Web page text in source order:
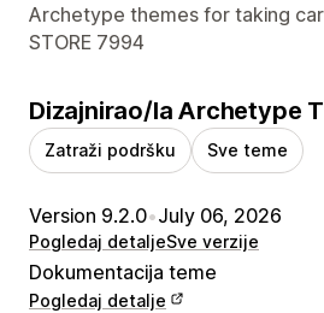
Archetype themes for taking
STORE 7994
Dizajnirao/la Archetype
Zatraži podršku Sve teme
Version 9.2.0•July 06, 2026
Pogledaj detaljeSve verzije
Dokumentacija teme
Pogledaj detalje